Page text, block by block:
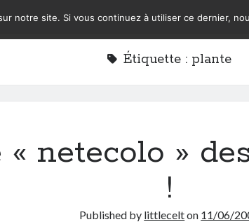
Étiquette : plante
« netecolo »
!
Published by littlecelton 11/06/
notre site. Si vous continuez à utiliser ce dernier,